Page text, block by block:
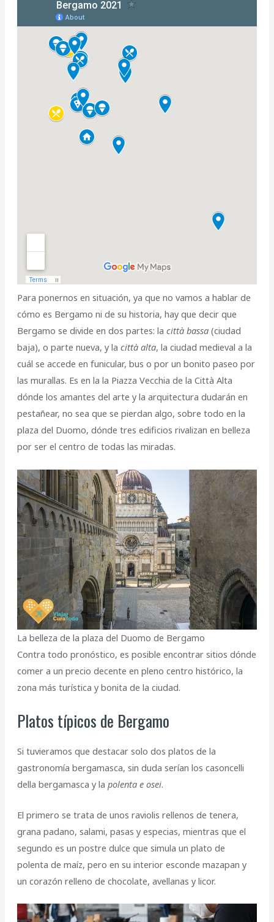
Para ponernos en situación, ya que no vamos a hablar de
cómo es Bergamo ni de su historia, hay que decir que
Bergamo se divide en dos partes: la città bassa (ciudad
baja), o parte nueva, y la città alta, la ciudad medieval a la
cuál se accede en funicular, bus o por un bonito paseo por
las murallas. Es en la la Piazza Vecchia de la Città Alta
dónde los amantes del arte y la arquitectura dudarán en
pestañear, no sea que se pierdan algo, sobre todo en la
plaza del Duomo, dónde tres edificios rivalizan en belleza
por ser el centro de todas las miradas.
La belleza de la plaza del Duomo de Bergamo
Contra todo pronóstico, es posible encontrar sitios dónde
comer a un precio decente en pleno centro histórico, la
zona más turística y bonita de la ciudad.
Platos típicos de Bergamo
Si tuvieramos que destacar solo dos platos de la
gastronomía bergamasca, sin duda serían los casoncelli
della bergamasca y la polenta e osei.
El primero se trata de unos raviolis rellenos de tenera,
grana padano, salami, pasas y especias, mientras que el
segundo es un postre dulce que simula un plato de
polenta de maíz, pero en su interior esconde mazapan y
un corazón relleno de chocolate, avellanas y licor.